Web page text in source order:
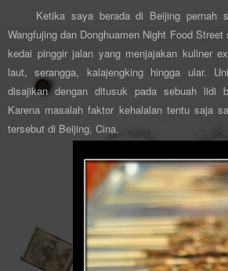
Ketika saya berada di Beijing pernah
Wangfujing dan Donghuamen Night Food
kedai pinggir jalan yang menjajakan kuliner
laut, serangga, kalajengking hingga ular.
disajikan dengan ditusuk pada sebuah lidi
Karena masalah faktor kehalalan tentu saja
tersebut di Beijing, Cina.